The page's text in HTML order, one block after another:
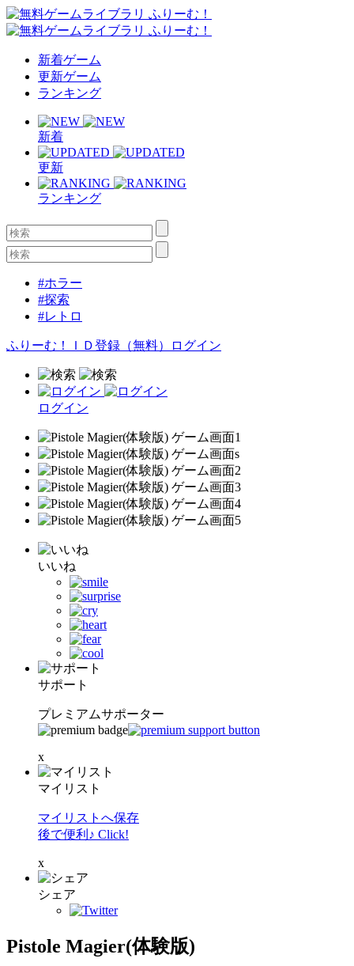
新着ゲーム
更新ゲーム
ランキング
新着
更新
ランキング
#ホラー
#探索
#レトロ
ふりーむ！ＩＤ登録（無料） ログイン
ログイン
いいね
サポート
プレミアムサポーター
x
マイリスト
マイリストへ保存
後で便利♪ Click!
x
シェア
Pistole Magier(体験版)